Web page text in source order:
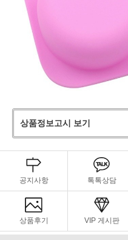
상품정보고시 보기
공지사항 톡톡상담
상품후기 VIP 게시판